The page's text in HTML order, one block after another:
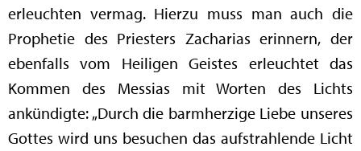
erleuchten vermag. Hierzu muss man auch die
Prophetie des Priesters Zacharias erinnern, der
ebenfalls vom Heiligen Geistes erleuchtet das
Kommen des Messias mit Worten des Lichts
ankündigte: „Durch die barmherzige Liebe unseres
Gottes wird uns besuchen das aufstrahlende Licht